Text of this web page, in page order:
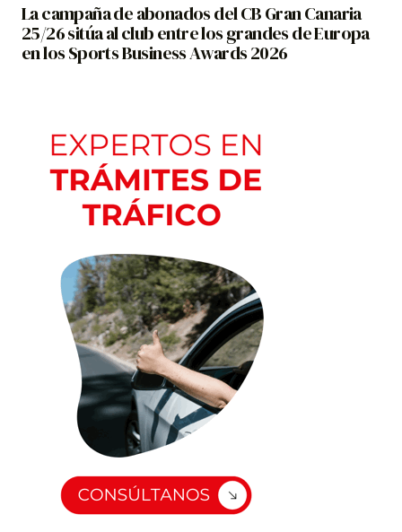
La campaña de abonados del CB Gran Canaria
25/26 sitúa al club entre los grandes de Europa
en los Sports Business Awards 2026